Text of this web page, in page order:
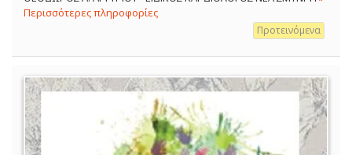
Περισσότερες πληροφορίες
Προτεινόμενα